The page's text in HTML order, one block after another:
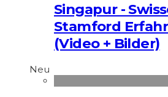
Singapur -
Stamford
(Video + Bilder)
Neu